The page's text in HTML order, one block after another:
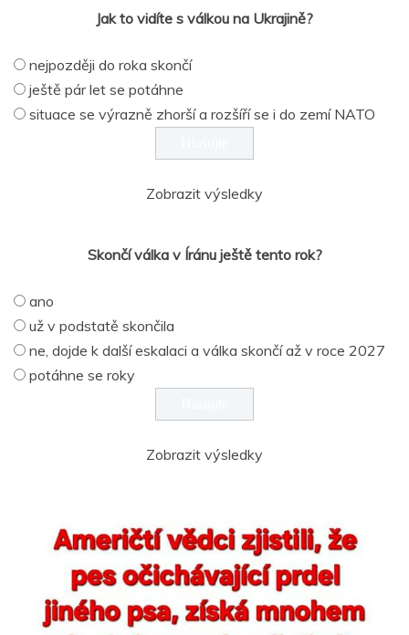
Jak to vidíte s válkou na Ukrajině?
nejpozději do roka skončí
ještě pár let se potáhne
situace se výrazně zhorší a rozšíří se i do zemí NATO
Zobrazit výsledky
Skončí válka v Íránu ještě tento rok?
ano
už v podstatě skončila
ne, dojde k další eskalaci a válka skončí až v roce 2027
potáhne se roky
Zobrazit výsledky